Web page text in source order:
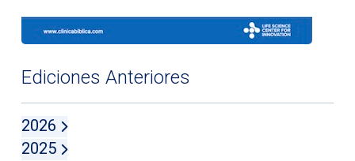
Ediciones Anteriores
2026
2025